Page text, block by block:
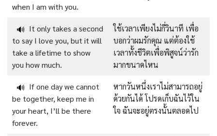
when I am with you.
🔊 It only takes a second
to say I love you, but it will
take a lifetime to show
you how much.
ใช้เวลาเพียงไม่กี่วินาที เพื่อ
บอกว่าผมรักคุณ แต่ต้องใช้
เวลาทั้งชีวิตเพื่อพิสูจน์ว่ารัก
มากขนาดไหน
🔊 If one day we cannot
be together, keep me in
your heart, I’ll be there
forever.
หากวันหนึ่งเราไม่สามารถอยู่
ด้วยกันได้ โปรดเก็บฉันไว้ใน
ใจ ฉันจะอยู่ตรงนั้นตลอดไป